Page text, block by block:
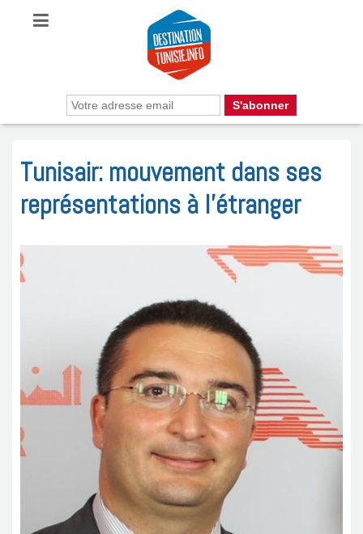
Tunisair: mouvement dans ses
représentations à l’étranger